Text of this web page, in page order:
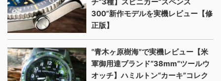
300”新作モデルを実機レビュー【修
正版】
“青木ヶ原樹海”で実機レビュー【米
軍御用達ブランド“38mm”ツールウ
オッチ】ハミルトン“カーキ”コレク